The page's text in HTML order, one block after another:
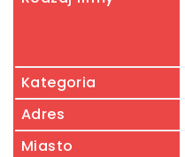
Kategoria
Adres
Miasto